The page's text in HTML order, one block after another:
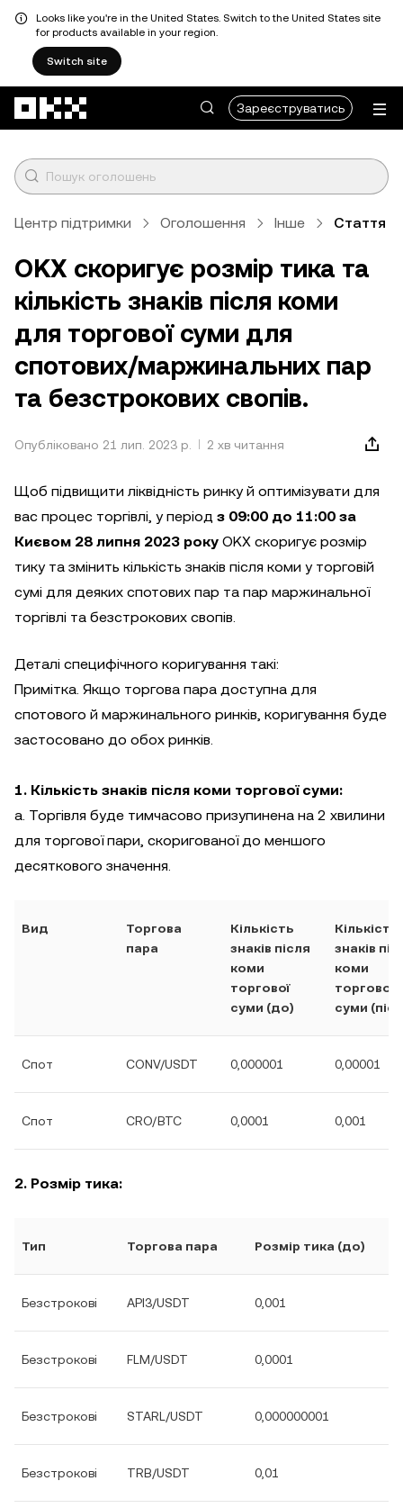
Looks like you're in the United States. Switch to the United States site
for products available in your region.
Switch site
Зареєструватись
Центр підтримки Оголошення Інше Стаття
OKX скоригує розмір тика та
кількість знаків після коми
для торгової суми для
спотових/маржинальних пар
та безстрокових свопів.
Опубліковано 21 лип. 2023 р. 2 хв читання
Щоб підвищити ліквідність ринку й оптимізувати для
вас процес торгівлі, у період з 09:00 до 11:00 за
Києвом 28 липня 2023 року OKX скоригує розмір
тику та змінить кількість знаків після коми у торговій
сумі для деяких спотових пар та пар маржинальної
торгівлі та безстрокових свопів.
Деталі специфічного коригування такі:
Примітка. Якщо торгова пара доступна для
спотового й маржинального ринків, коригування буде
застосовано до обох ринків.
1. Кількість знаків після коми торгової суми:
a. Торгівля буде тимчасово призупинена на 2 хвилини
для торгової пари, скоригованої до меншого
десяткового значення.
Вид
Торгова
пара
Кількість
знаків після
коми
торгової
суми (до)
Кількість
знаків
коми
торгової
суми
Спот CONV/USDT 0,000001 0,00001
Спот CRO/BTC 0,0001 0,001
2. Розмір тика:
Тип Торгова пара Розмір тика (до)
Безстрокові API3/USDT 0,001
Безстрокові FLM/USDT 0,0001
Безстрокові STARL/USDT 0,000000001
Безстрокові TRB/USDT 0,01